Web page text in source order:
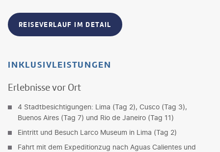
REISEVERLAUF IM DETAIL
INKLUSIVLEISTUNGEN
Erlebnisse vor Ort
4 Stadtbesichtigungen: Lima (Tag 2), Cusco (Tag 3),
Buenos Aires (Tag 7) und Rio de Janeiro (Tag 11)
Eintritt und Besuch Larco Museum in Lima (Tag 2)
Fahrt mit dem Expeditionzug nach Aguas Calientes und